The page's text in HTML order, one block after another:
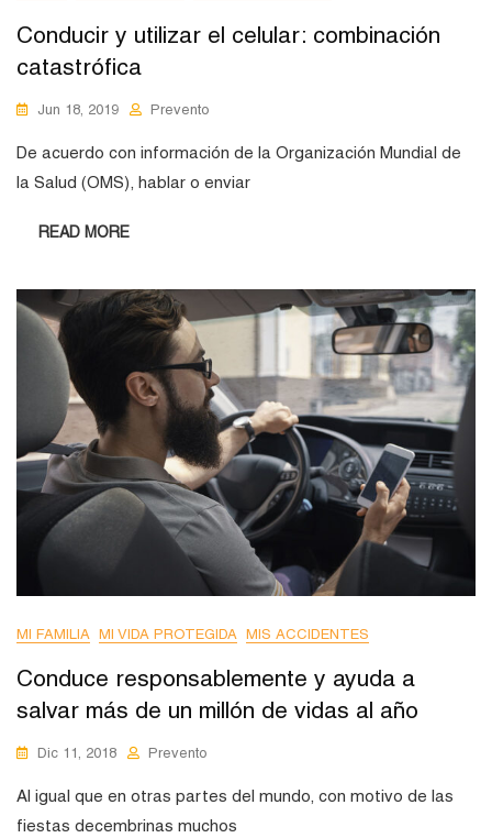
Conducir y utilizar el celular: combinación
catastrófica
Jun 18, 2019 Prevento
De acuerdo con información de la Organización Mundial de
la Salud (OMS), hablar o enviar
READ MORE
MI FAMILIA MI VIDA PROTEGIDA MIS ACCIDENTES
Conduce responsablemente y ayuda a
salvar más de un millón de vidas al año
Dic 11, 2018 Prevento
Al igual que en otras partes del mundo, con motivo de las
fiestas decembrinas muchos